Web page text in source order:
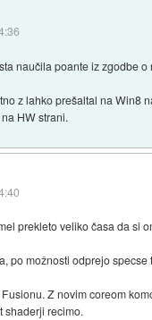
naučila poante iz zgodbe
z lahko prešaltal na Win8
HW strani.
prekleto veliko časa da si
po možnosti odprejo
Z novim coreom
shaderji recimo.